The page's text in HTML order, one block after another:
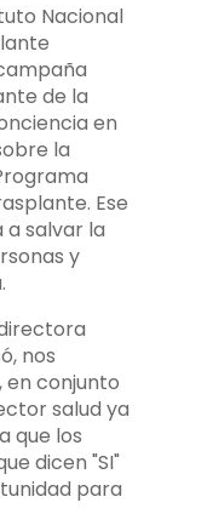
Nacional
de la
en
la
Ese
a salvar la
y
nos
en conjunto
salud ya
que los
dicen "SI"
para